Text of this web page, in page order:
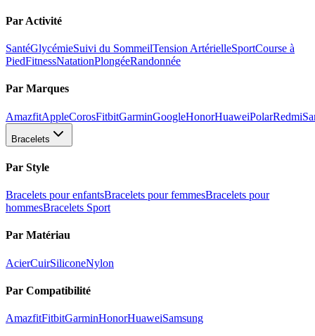
Par Activité
SantéGlycémieSuivi du SommeilTension ArtérielleSportCourse à
PiedFitnessNatationPlongéeRandonnée
Par Marques
AmazfitAppleCorosFitbitGarminGoogleHonorHuaweiPolarRedmi
Bracelets
Par Style
Bracelets pour enfantsBracelets pour femmesBracelets pour
hommesBracelets Sport
Par Matériau
AcierCuirSiliconeNylon
Par Compatibilité
AmazfitFitbitGarminHonorHuaweiSamsung